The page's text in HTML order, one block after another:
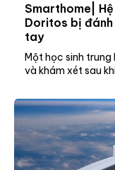
Smarthome| Hệ
Doritos bị đánh
tay
Một học sinh
và khám xét sau